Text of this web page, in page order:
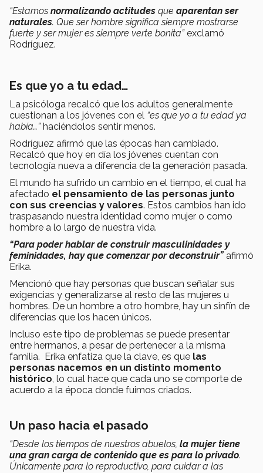
“Estamos normalizando actitudes que aparentan ser
naturales. Que ser hombre significa siempre mostrarse
fuerte y ser mujer es siempre verte bonita”exclamó
Rodríguez.
Es que yo a tu edad…
La psicóloga recalcó que los adultos generalmente
cuestionan a los jóvenes con el “es que yo a tu edad ya
había…”haciéndolos sentir menos.
Rodríguez afirmó que las épocas han cambiado.
Recalcó que hoy en día los jóvenes cuentan con
tecnología nueva a diferencia de la generación pasada.
El mundo ha sufrido un cambio en el tiempo, el cual ha
afectado el pensamiento de las personas junto
con sus creencias y valores. Estos cambios han ido
traspasando nuestra identidad como mujer o como
hombre a lo largo de nuestra vida.
“Para poder hablar de construir masculinidades y
feminidades, hay que comenzar por deconstruir”afirmó
Erika.
Mencionó que hay personas que buscan señalar sus
exigencias y generalizarse al resto de las mujeres u
hombres. De un hombre a otro hombre, hay un sinfín de
diferencias que los hacen únicos.
Incluso este tipo de problemas se puede presentar
entre hermanos, a pesar de pertenecer a la misma
familia. Erika enfatiza que la clave, es que las
personas nacemos en un distinto momento
histórico , lo cual hace que cada uno se comporte de
acuerdo a la época donde fuimos criados.
Un paso hacia el pasado
“Desde los tiempos de nuestros abuelos, la mujer tiene
una gran carga de contenido que es para lo privado.
Únicamente para lo reproductivo, para cuidar a las